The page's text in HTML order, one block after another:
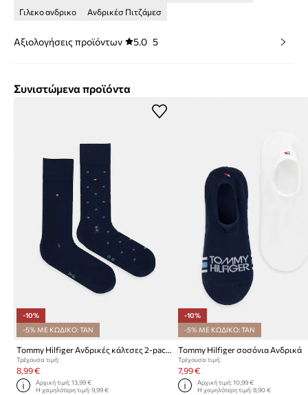
Γιλεκο ανδρικο
Ανδρικέσ Πιτζάμεσ
Αξιολογήσεις προϊόντων 5.0 5
Συνιστώμενα προϊόντα
-10%
-5% ΜΕ ΚΩΔΙΚΟ: TAN
Tommy Hilfiger Ανδρικές κάλτσες 2-pack
Τρέχουσα τιμή:
8,99 €
Αρχική τιμή:13,99 €
Η χαμηλότερη τιμή:9,99 €
-10%
-5% ΜΕ ΚΩΔΙΚΟ: TAN
Tommy Hilfiger σοσόνια Ανδρικά
Τρέχουσα τιμή:
7,99 €
Αρχική τιμή: 10,99 €
Η χαμηλότερη τιμή: 8,90 €